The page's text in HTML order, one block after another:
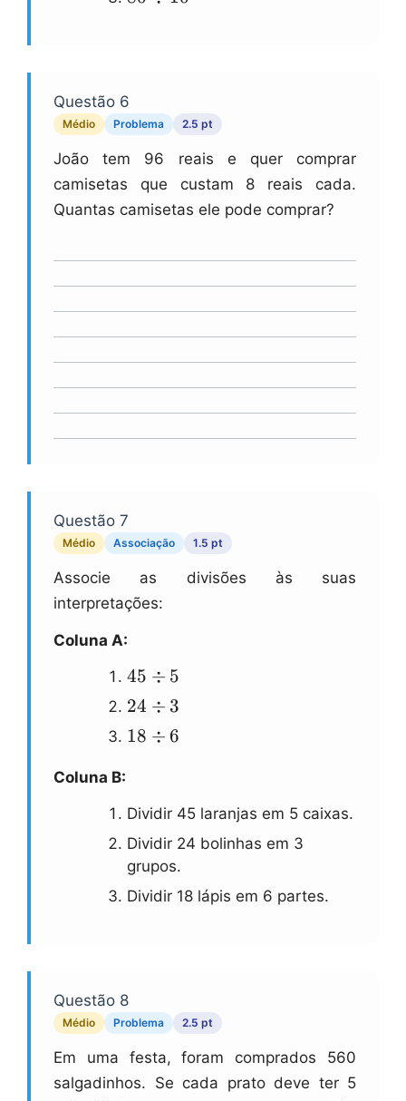
6
Questão 6
Médio Problema 2.5 pt
João tem 96 reais e quer comprar
camisetas que custam 8 reais cada.
Quantas camisetas ele pode comprar?
Questão 7
Médio Associação 1.5 pt
Associe as divisões às suas
interpretações:
Coluna A:
45
\\div
45 ÷ 5
24
\\div
24 ÷ 3
18
18 ÷ 6
Coluna B:
Dividir 45 laranjas em 5 caixas.
Dividir 24 bolinhas em 3
grupos.
Dividir 18 lápis em 6 partes.
Questão 8
Médio Problema 2.5 pt
Em uma festa, foram comprados 560
salgadinhos. Se cada prato deve ter 5